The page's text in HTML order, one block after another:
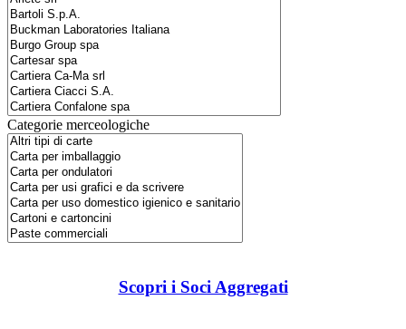
Categorie merceologiche
Scopri i Soci Aggregati